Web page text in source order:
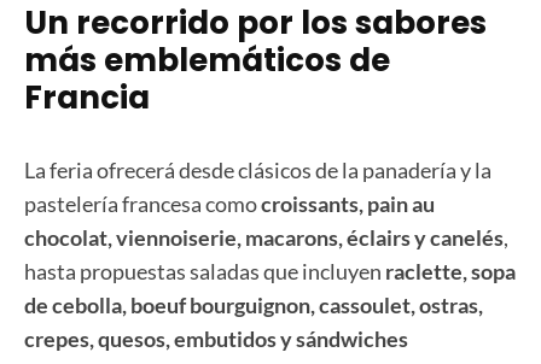
Un recorrido por los sabores
más emblemáticos de
Francia
La feria ofrecerá desde clásicos de la panadería y la
pastelería francesa comocroissants, pain au
chocolat, viennoiserie, macarons, éclairs y canelés,
hasta propuestas saladas que incluyen raclette, sopa
de cebolla, boeuf bourguignon, cassoulet, ostras,
crepes, quesos, embutidos y sándwiches